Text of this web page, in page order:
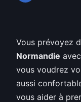
Vous prévoyez
Normandie
vous voudrez
aussi
vous aider à